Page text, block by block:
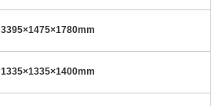
3395×1475×1780mm
1335×1335×1400mm